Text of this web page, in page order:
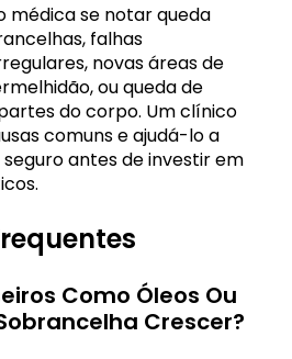
médica se notar queda
falhas
novas áreas de
ou queda de
do corpo. Um clínico
comuns e ajudá-lo a
antes de investir em
Como Óleos Ou
Crescer?